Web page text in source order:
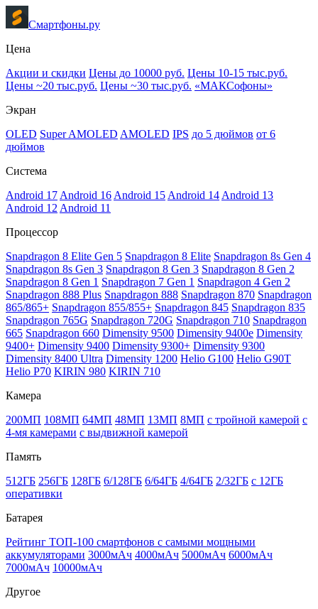
Смартфоны.ру
Цена
Акции и скидки Цены до 10000 руб. Цены 10-15 тыс.руб.
Цены ~20 тыс.руб. Цены ~30 тыс.руб. «МАКСофоны»
Экран
OLED Super AMOLED AMOLED IPS до 5 дюймов от 6
дюймов
Система
Android 17 Android 16 Android 15 Android 14 Android 13
Android 12 Android 11
Процессор
Snapdragon 8 Elite Gen 5 Snapdragon 8 Elite Snapdragon 8s Gen 4
Snapdragon 8s Gen 3 Snapdragon 8 Gen 3 Snapdragon 8 Gen 2
Snapdragon 8 Gen 1 Snapdragon 7 Gen 1 Snapdragon 4 Gen 2
Snapdragon 888 Plus Snapdragon 888 Snapdragon 870 Snapdragon
865/865+ Snapdragon 855/855+ Snapdragon 845 Snapdragon 835
Snapdragon 765G Snapdragon 720G Snapdragon 710 Snapdragon
665 Snapdragon 660 Dimensity 9500 Dimensity 9400e Dimensity
9400+ Dimensity 9400 Dimensity 9300+ Dimensity 9300
Dimensity 8400 Ultra Dimensity 1200 Helio G100 Helio G90T
Helio P70 KIRIN 980 KIRIN 710
Камера
200МП 108МП 64МП 48МП 13МП 8МП с тройной камерой с
4-мя камерами с выдвижной камерой
Память
512ГБ 256ГБ 128ГБ 6/128ГБ 6/64ГБ 4/64ГБ 2/32ГБ с 12ГБ
оперативки
Батарея
Рейтинг ТОП-100 смартфонов с самыми мощными
аккумуляторами 3000мАч 4000мАч 5000мАч 6000мАч
7000мАч 10000мАч
Другое